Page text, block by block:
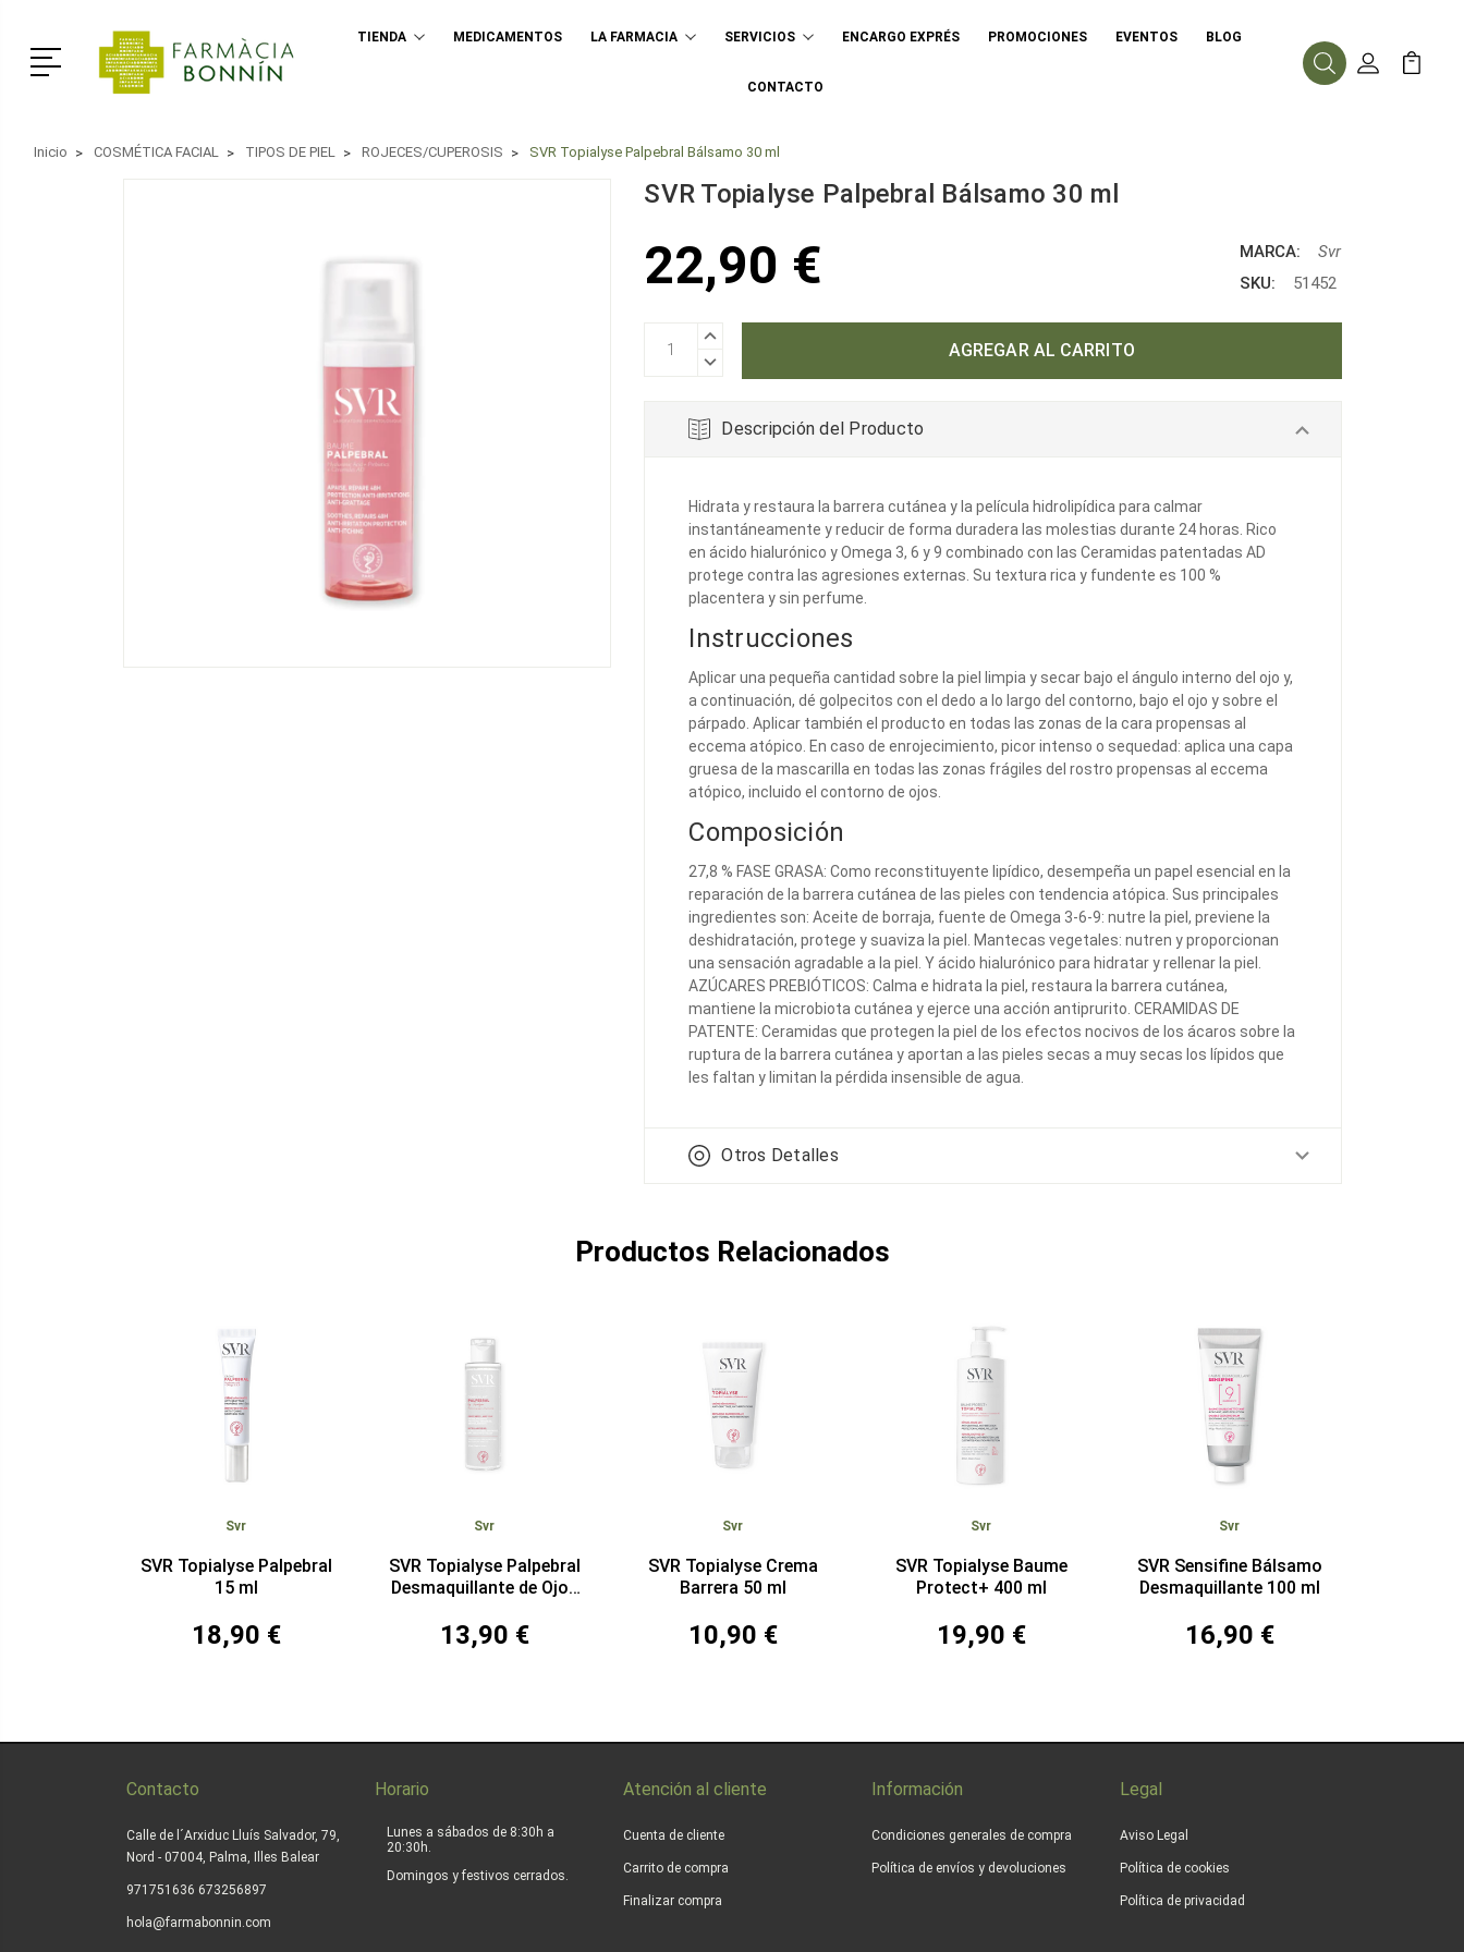
Menú
TIENDA MEDICAMENTOS LA FARMACIA SERVICIOS ENCARGO EXPRÉS PROMOCIONES EVENTOS BLOG
CONTACTO
BuscarMi Cuenta
Mi
Inicio COSMÉTICA FACIAL TIPOS DE PIEL ROJECES/CUPEROSIS SVR Topialyse Palpebral Bálsamo 30 ml
SVR Topialyse Palpebral Bálsamo 30 ml
22,90 €
AUMENTAR
DISMINUIR
CANTIDAD:
MARCA:
Svr
SKU:
51452
Descripción del Producto
Hidrata y restaura la barrera cutánea y la película hidrolipídica para calmar
instantáneamente y reducir de forma duradera las molestias durante 24 horas. Rico
en ácido hialurónico y Omega 3, 6 y 9 combinado con las Ceramidas patentadas AD
protege contra las agresiones externas. Su textura rica y fundente es 100 %
placentera y sin perfume.
Instrucciones
Aplicar una pequeña cantidad sobre la piel limpia y secar bajo el ángulo interno del ojo y,
a continuación, dé golpecitos con el dedo a lo largo del contorno, bajo el ojo y sobre el
párpado. Aplicar también el producto en todas las zonas de la cara propensas al
eccema atópico. En caso de enrojecimiento, picor intenso o sequedad: aplica una capa
gruesa de la mascarilla en todas las zonas frágiles del rostro propensas al eccema
atópico, incluido el contorno de ojos.
Composición
27,8 % FASE GRASA: Como reconstituyente lipídico, desempeña un papel esencial en la
reparación de la barrera cutánea de las pieles con tendencia atópica. Sus principales
ingredientes son: Aceite de borraja, fuente de Omega 3-6-9: nutre la piel, previene la
deshidratación, protege y suaviza la piel. Mantecas vegetales: nutren y proporcionan
una sensación agradable a la piel. Y ácido hialurónico para hidratar y rellenar la piel.
AZÚCARES PREBIÓTICOS: Calma e hidrata la piel, restaura la barrera cutánea,
mantiene la microbiota cutánea y ejerce una acción antiprurito. CERAMIDAS DE
PATENTE: Ceramidas que protegen la piel de los efectos nocivos de los ácaros sobre la
ruptura de la barrera cutánea y aportan a las pieles secas a muy secas los lípidos que
les faltan y limitan la pérdida insensible de agua.
Otros Detalles
Productos Relacionados
Svr
SVR Topialyse Palpebral
15 ml
18,90 €
Svr
SVR Topialyse Palpebral
Desmaquillante de Ojos
13,90 €
Svr
SVR Topialyse Crema
Barrera 50 ml
10,90 €
Svr
SVR Topialyse Baume
Protect+ 400 ml
19,90 €
Svr
SVR Sensifine Bálsamo
Desmaquillante 100 ml
16,90 €
Contacto
Calle de l´Arxiduc Lluís Salvador, 79,
Nord - 07004, Palma, Illes Balear
971751636 673256897
hola@farmabonnin.com
Horario
Lunes a sábados de 8:30h a
20:30h.
Domingos y festivos cerrados.
Atención al cliente
Cuenta de cliente
Carrito de compra
Finalizar compra
Información
Condiciones generales de compra
Política de envíos y devoluciones
Legal
Aviso Legal
Política de cookies
Política de privacidad